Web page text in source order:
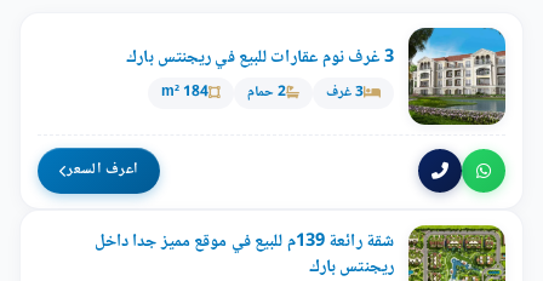
3 غرف نوم عقارات للبيع في ريجنتس بارك
3 غرف 2 حمام 184 m²
اعرف السعر
شقة رائعة 139م للبيع في موقع مميز جدا داخل
ريجنتس بارك